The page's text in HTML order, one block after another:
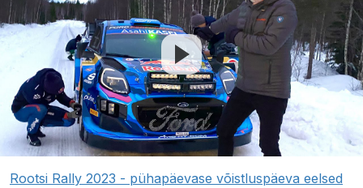
Rootsi Rally 2023 - pühapäevase võistluspäeva eelsed